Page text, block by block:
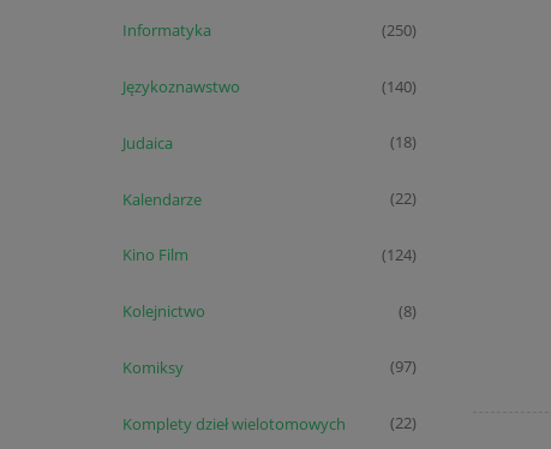
Informatyka (250)
Językoznawstwo (140)
Judaica (18)
Kalendarze (22)
Kino Film (124)
Kolejnictwo (8)
Komiksy (97)
Komplety dzieł wielotomowych (22)